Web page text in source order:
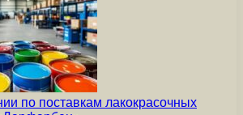
по поставкам лакокрасочных